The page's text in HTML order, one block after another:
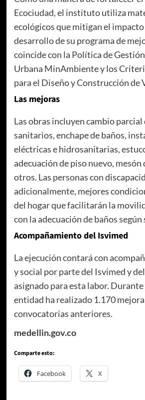
Ecociudad, el instituto utiliza
ecológicos que mitigan el
desarrollo de su programa de
coincide con la Política de
Urbana MinAmbiente y los
para el Diseño y Construcción de
Las mejoras
Las obras incluyen cambio parcial
sanitarios, enchape de baños,
eléctricas e hidrosanitarias,
adecuación de piso nuevo, mesón
otros. Las personas con
adicionalmente, mejores
del hogar que facilitarán la
con la adecuación de baños según
Acompañamiento del Isvimed
La ejecución contará con
y social por parte del Isvimed y
asignado para esta labor.
entidad ha realizado 1.170
convocatorias anteriores.
medellin.gov.co
Comparte esto:
Facebook X